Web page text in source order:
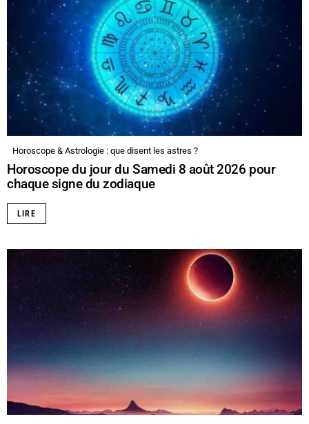
Horoscope & Astrologie : que disent les astres ?
Horoscope du jour du Samedi 8 août 2026 pour
chaque signe du zodiaque
LIRE